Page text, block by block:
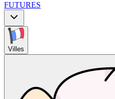
FUTURES
Villes